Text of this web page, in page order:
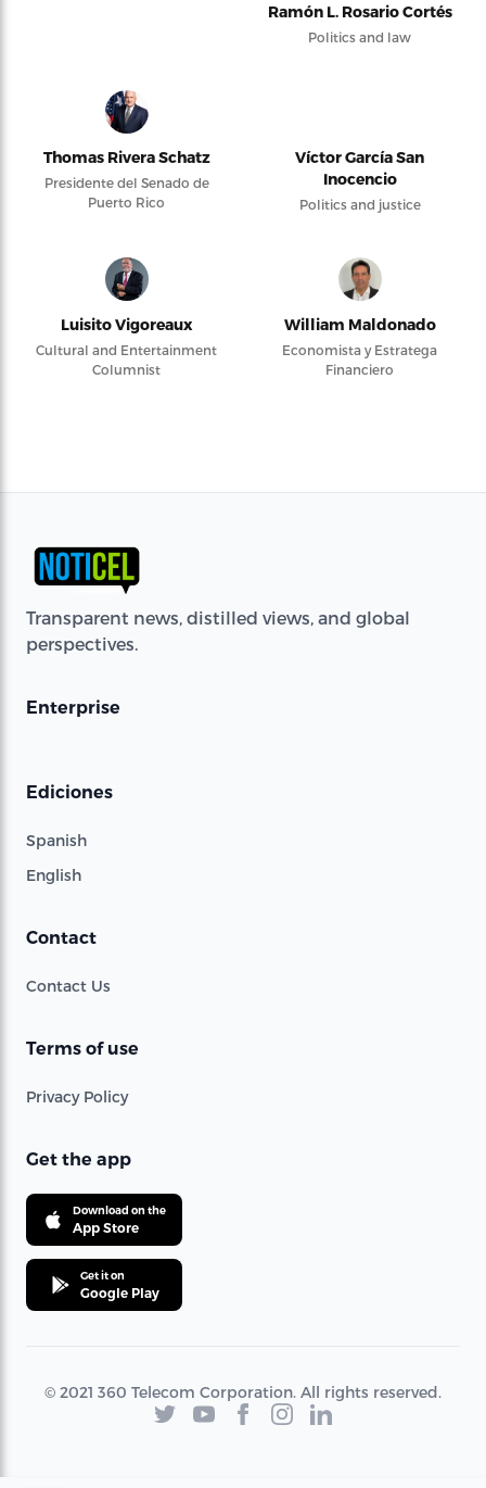
Ramón L. Rosario Cortés
Politics and law
Thomas Rivera Schatz
Presidente del Senado de
Puerto Rico
Víctor García San
Inocencio
Politics and justice
Luisito Vigoreaux
Cultural and Entertainment
Columnist
William Maldonado
Economista y Estratega
Financiero
Transparent news, distilled views, and global
perspectives.
Enterprise
Ediciones
Spanish
English
Contact
Contact Us
Terms of use
Privacy Policy
Get the app
Download on the
App Store
Get it on
Google Play
© 2021 360 Telecom Corporation. All rights reserved.